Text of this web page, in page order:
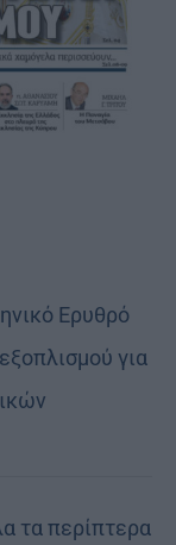
Ερυθρό
για
τα περίπτερα